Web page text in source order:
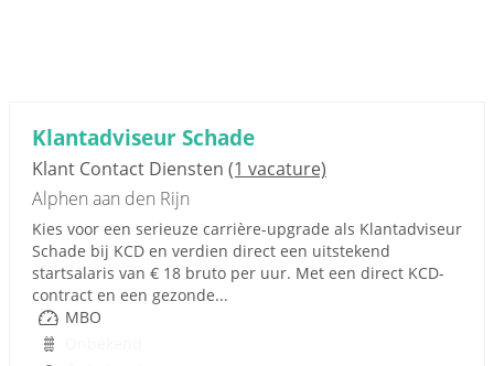
Klantadviseur Schade
Klant Contact Diensten (1 vacature)
Alphen aan den Rijn
Kies voor een serieuze carrière-upgrade als Klantadviseur
Schade bij KCD en verdien direct een uitstekend
startsalaris van € 18 bruto per uur. Met een direct KCD-
contract en een gezonde...
MBO